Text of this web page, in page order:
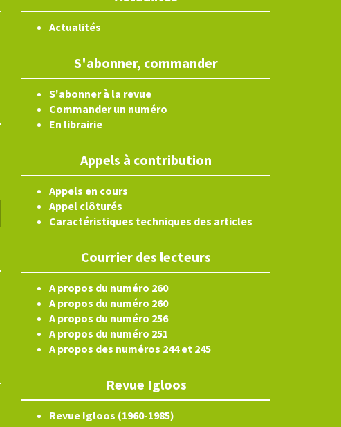
Actualités
S'abonner, commander
S'abonner à la revue
Commander un numéro
En librairie
Appels à contribution
Appels en cours
Appel clôturés
Caractéristiques techniques des articles
Courrier des lecteurs
A propos du numéro 260
A propos du numéro 260
A propos du numéro 256
A propos du numéro 251
A propos des numéros 244 et 245
Revue Igloos
Revue Igloos (1960-1985)